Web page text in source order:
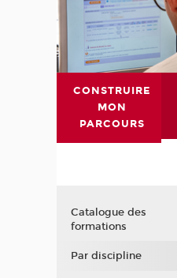
CONSTRUIRE
MON
PARCOURS
Catalogue des
formations
Par discipline